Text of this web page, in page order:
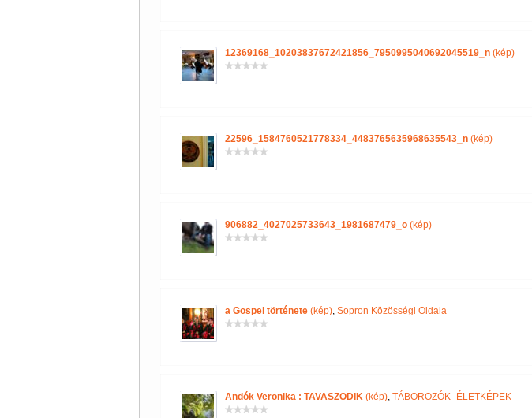
12369168_10203837672421856_7950995040692045519_n(kép)
22596_1584760521778334_4483765635968635543_n(kép)
906882_4027025733643_1981687479_o(kép)
a Gospel története(kép), Sopron Közösségi Oldala
Andók Veronika : TAVASZODIK(kép), TÁBOROZÓK- ÉLETKÉPEK